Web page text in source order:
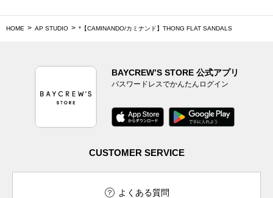
HOME AP STUDIO *【CAMINANDO/カミナンド】THONG FLAT SANDALS
BAYCREW’S STORE 公式アプリ
パスワードレスでかんたんログイン
CUSTOMER SERVICE
よくある質問